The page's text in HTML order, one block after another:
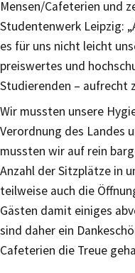
Mensen/Cafeterien und
Studentenwerk Leipzig:
es für uns nicht leicht
preiswertes und
Studierenden – aufrecht
Wir mussten unsere
Verordnung des Landes
mussten wir auf rein
Anzahl der Sitzplätze in
teilweise auch die
Gästen damit einiges
sind daher ein
Cafeterien die Treue